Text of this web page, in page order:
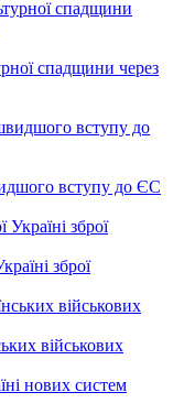
спадщини через
вступу до ЄС
зброї
військових